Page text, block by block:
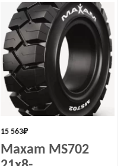
15 563₽
Maxam MS702